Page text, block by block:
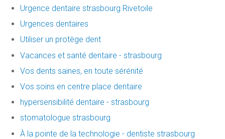
Urgence dentaire strasbourg Rivetoile
Urgences dentaires
Utiliser un protège dent
Vacances et santé dentaire - strasbourg
Vos dents saines, en toute sérénité
Vos soins en centre place dentaire
hypersensibilité dentaire - strasbourg
stomatologue strasbourg
À la pointe de la technologie - dentiste strasbourg